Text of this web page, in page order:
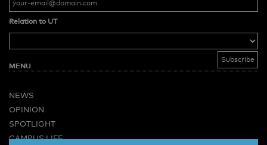
Relation to UT
MENU
NEWS
OPINION
SPOTLIGHT
CAMPUS LIFE